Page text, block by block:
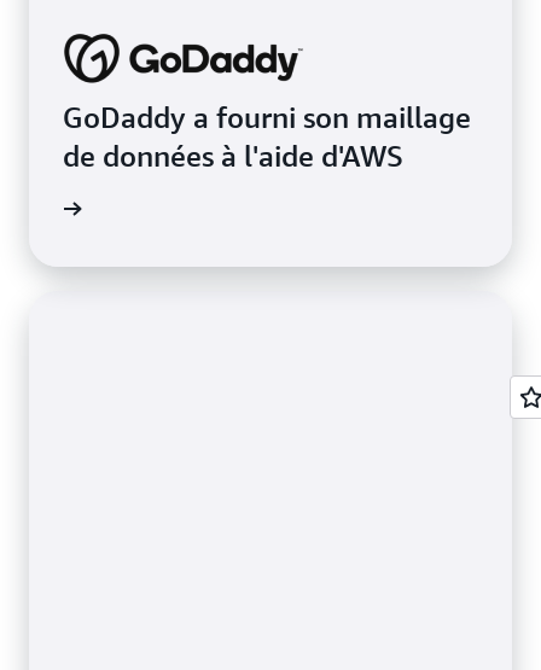
GoDaddy a fourni son maillage
de données à l'aide d'AWS